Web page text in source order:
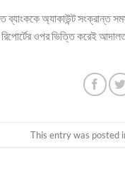
ব্যাংককে অ্যাকাউন্ট
ওপর ভিত্তি করেই আদালত
This entry was posted